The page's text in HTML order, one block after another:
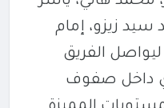
سيد زيزو، إمام
الفريق
داخل صفوف